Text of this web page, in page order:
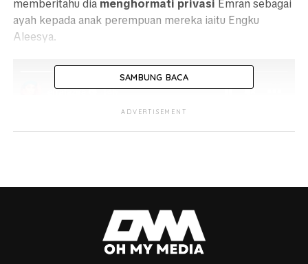
memberitahu dia menghormati privasi Emran sebagai
ayah kepada anak perempuan mereka iaitu Engku
Aleesya.
SAMBUNG BACA
ADVERTISEMENT